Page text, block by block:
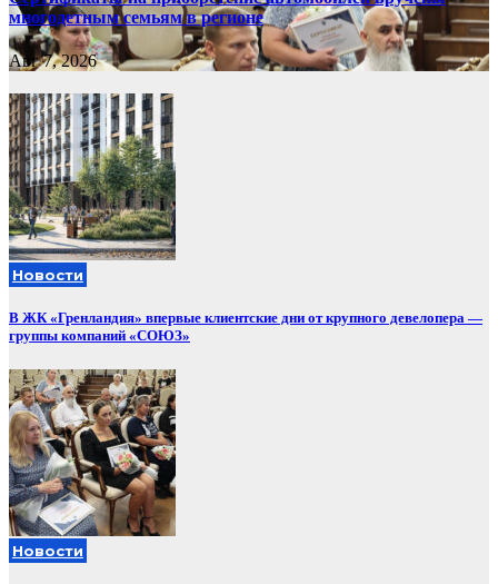
многодетным семьям в регионе
Авг 7, 2026
Новости
В ЖК «Гренландия» впервые клиентские дни от крупного девелопера —
группы компаний «СОЮЗ»
Новости